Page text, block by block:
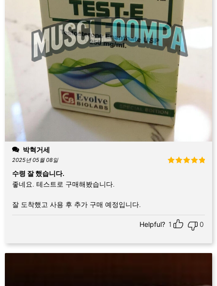
박혁거세
2025년 05월 08일
수령 잘 했습니다.
좋네요. 테스트로 구매해봤습니다.
잘 도착했고 사용 후 추가 구매 예정입니다.
Helpful? 1 0